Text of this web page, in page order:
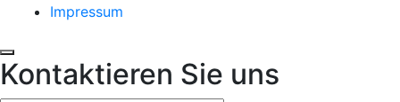
Impressum
Kontaktieren Sie uns